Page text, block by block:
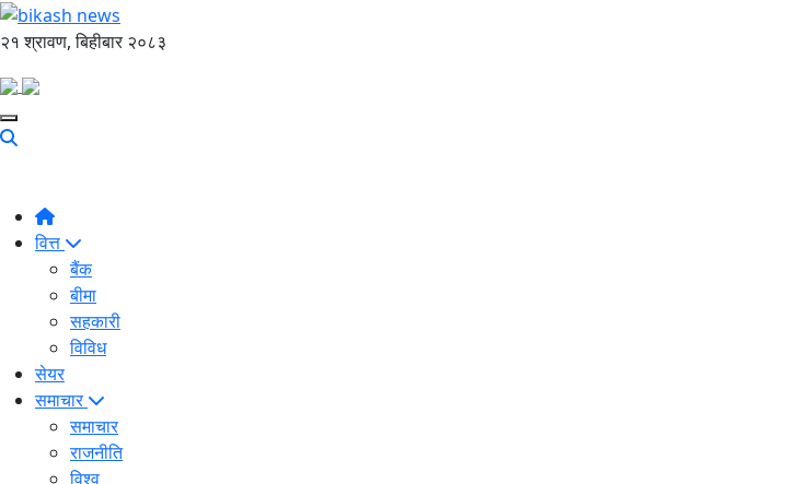
२१ श्रावण, बिहीबार २०८३
वित्त
बैंक
बीमा
सहकारी
विविध
सेयर
समाचार
समाचार
राजनीति
विश्व